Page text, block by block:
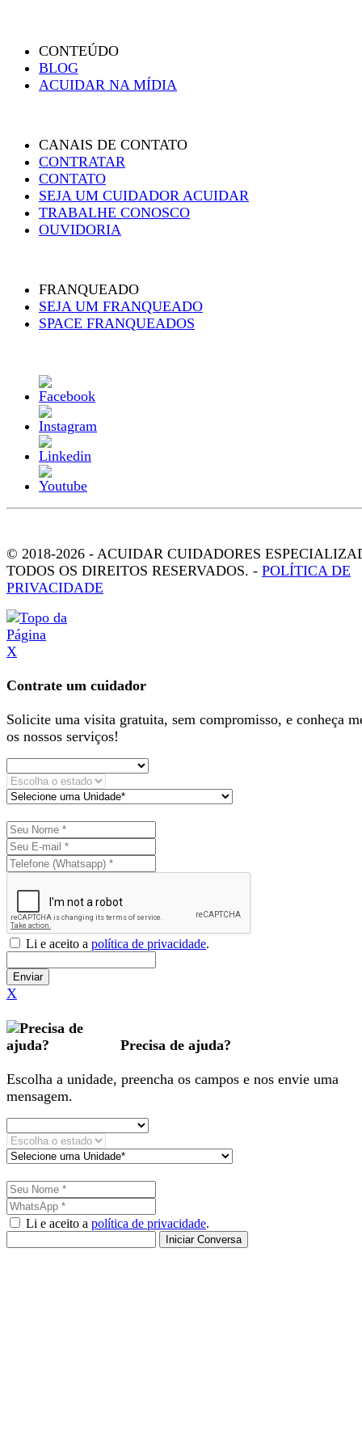
CONTEÚDO
BLOG
ACUIDAR NA MÍDIA
CANAIS DE CONTATO
CONTRATAR
CONTATO
SEJA UM CUIDADOR ACUIDAR
TRABALHE CONOSCO
OUVIDORIA
FRANQUEADO
SEJA UM FRANQUEADO
SPACE FRANQUEADOS
© 2018-2026 - ACUIDAR CUIDADORES
TODOS OS DIREITOS RESERVADOS. - POLÍTICA DE
PRIVACIDADE
X
Contrate um cuidador
Solicite uma visita gratuita, sem compromisso, e conheça
os nossos serviços!
Li e aceito a política de privacidade.
Enviar
X
Precisa de ajuda?
Escolha a unidade, preencha os campos e nos envie uma
mensagem.
Li e aceito a política de privacidade.
Iniciar Conversa